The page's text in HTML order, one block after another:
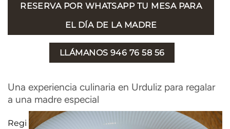
RESERVA POR WHATSAPP TU MESA PARA
EL DÍA DE LA MADRE
LLÁMANOS 946 76 58 56
Una experiencia culinaria en Urduliz para regalar
a una madre especial
Regi